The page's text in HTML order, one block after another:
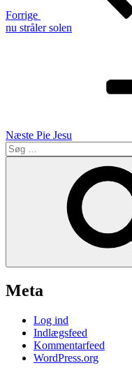
Forrige
nu stråler solen
Næste Pie Jesu
Søg
efter:
Meta
Log ind
Indlægsfeed
Kommentarfeed
WordPress.org